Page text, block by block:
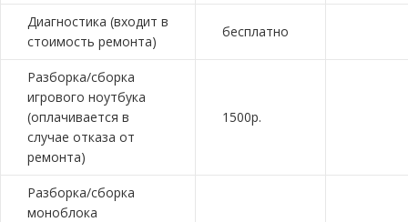
Диагностика (входит в
стоимость ремонта)
бесплатно
Разборка/сборка
игрового ноутбука
(оплачивается в
случае отказа от
ремонта)
1500р.
Разборка/сборка
моноблока